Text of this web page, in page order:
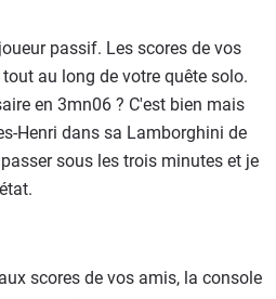
passif. Les scores de vos
au long de votre quête solo.
en 3mn06 ? C'est bien mais
Henri dans sa Lamborghini de
sous les trois minutes et je
scores de vos amis, la console